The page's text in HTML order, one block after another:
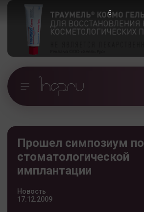
Прошел симпозиум по
стоматологической
имплантации
Новость
17.12.2009
5